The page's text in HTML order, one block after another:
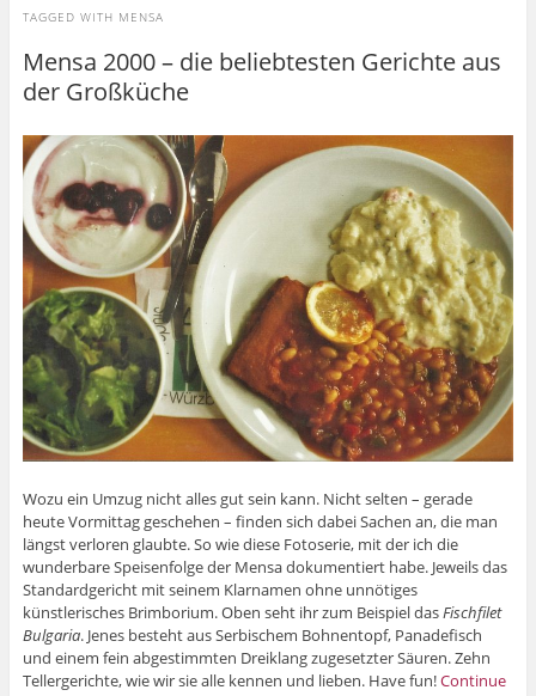
TAGGED WITH MENSA
Mensa 2000 – die beliebtesten Gerichte aus
der Großküche
Wozu ein Umzug nicht alles gut sein kann. Nicht selten – gerade
heute Vormittag geschehen – finden sich dabei Sachen an, die man
längst verloren glaubte. So wie diese Fotoserie, mit der ich die
wunderbare Speisenfolge der Mensa dokumentiert habe. Jeweils das
Standardgericht mit seinem Klarnamen ohne unnötiges
künstlerisches Brimborium. Oben seht ihr zum Beispiel dasFischfilet
Bulgaria. Jenes besteht aus Serbischem Bohnentopf, Panadefisch
und einem fein abgestimmten Dreiklang zugesetzter Säuren. Zehn
Tellergerichte, wie wir sie alle kennen und lieben. Have fun!Continue